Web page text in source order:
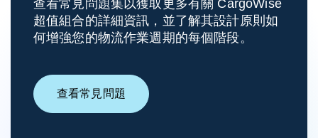
查看常見問題集以獲取更多有關 CargoWise
超值組合的詳細資訊，並了解其設計原則如
何增強您的物流作業週期的每個階段。
查看常見問題